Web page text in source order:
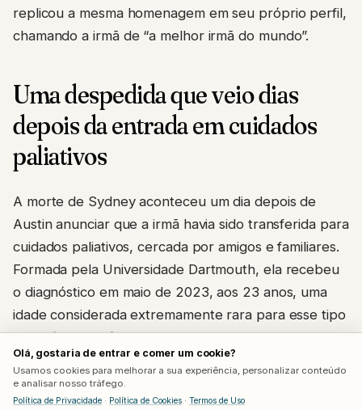
replicou a mesma homenagem em seu próprio perfil,
chamando a irmã de “a melhor irmã do mundo”.
Uma despedida que veio dias
depois da entrada em cuidados
paliativos
A morte de Sydney aconteceu um dia depois de
Austin anunciar que a irmã havia sido transferida para
cuidados paliativos, cercada por amigos e familiares.
Formada pela Universidade Dartmouth, ela recebeu
o diagnóstico em maio de 2023, aos 23 anos, uma
idade considerada extremamente rara para esse tipo
específico de câncer, geralmente diagnosticado em
pessoas acima dos 50 anos.
Segundo relatos publicados por ela mesma ao longo
Olá, gostaria de entrar e comer um cookie?
Usamos cookies para melhorar a sua experiência, personalizar conteúdo
e analisar nosso tráfego.
Política de Privacidade · Política de Cookies · Termos de Uso